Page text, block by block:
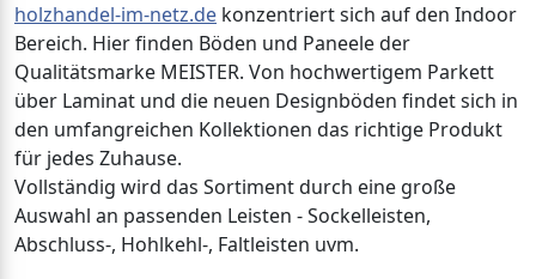
holzhandel-im-netz.de konzentriert sich auf den Indoor
Bereich. Hier finden Böden und Paneele der
Qualitätsmarke MEISTER. Von hochwertigem Parkett
über Laminat und die neuen Designböden findet sich in
den umfangreichen Kollektionen das richtige Produkt
für jedes Zuhause.
Vollständig wird das Sortiment durch eine große
Auswahl an passenden Leisten - Sockelleisten,
Abschluss-, Hohlkehl-, Faltleisten uvm.